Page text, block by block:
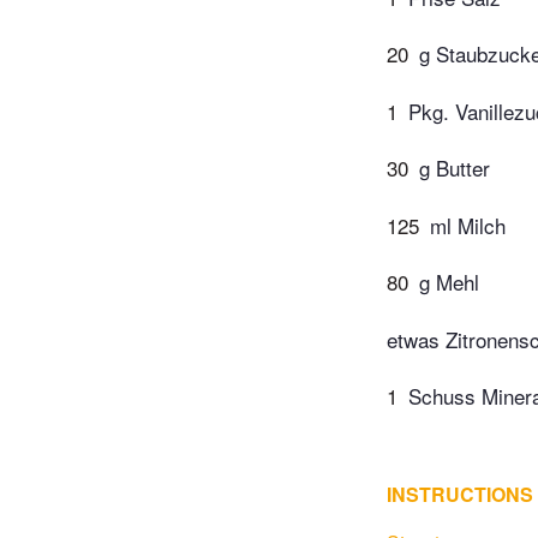
20 g
1 Pkg.
30 g Butter
125 ml Milch
80 g Mehl
etwas
1 Schuss
INSTRUCTIONS